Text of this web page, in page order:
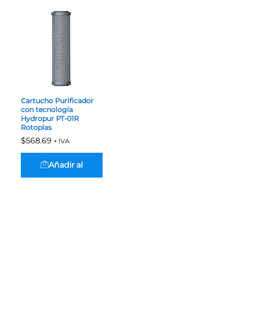
Cartucho Purificador
con tecnología
Hydropur PT-01R
Rotoplas
$568.69 + IVA
$568.69
Añadir al